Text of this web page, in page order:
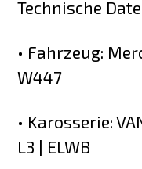
Technische
• Fahrzeug:
W447
• Karosserie:
L3 | ELWB